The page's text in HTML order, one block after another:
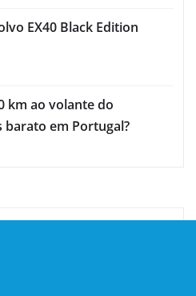
EX40 Black Edition
km ao volante do
barato em Portugal?